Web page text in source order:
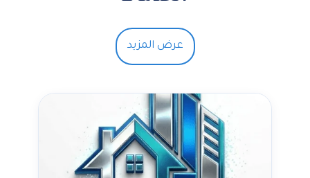
عرض المزيد